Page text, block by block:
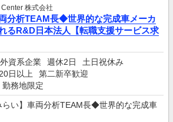
株式会社
分析TEAM長◆世界的な完成車メーカ
るR&D日本法人【転職支援サービス求
外資系企業 週休2日
土日祝休み
日以上
第二新卒歓迎
務地限定
らい】車両分析TEAM長◆世界的な完成車